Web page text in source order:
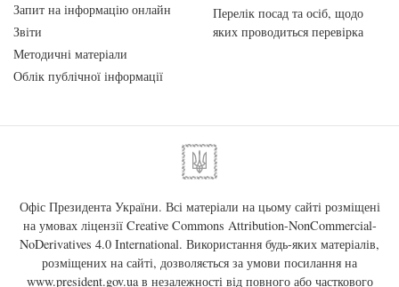
Запит на інформацію онлайн
Звіти
Методичні матеріали
Облік публічної інформації
Перелік посад та осіб, щодо
яких проводиться перевірка
Офіс Президента України. Всі матеріали на цьому сайті розміщені
на умовах ліцензії Creative Commons Attribution-NonCommercial-
NoDerivatives 4.0 International. Використання будь-яких матеріалів,
розміщених на сайті, дозволяється за умови посилання на
www.president.gov.uaв незалежності від повного або часткового